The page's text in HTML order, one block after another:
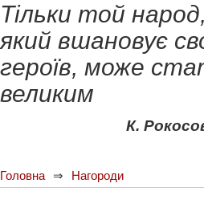
Тільки той народ,
який вшановує
героїв, може
великим
К.
Головна Нагороди